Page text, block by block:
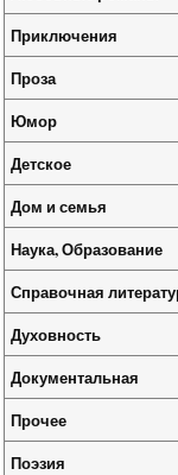
Приключения
Проза
Юмор
Детское
Дом и семья
Наука, Образование
Справочная
Духовность
Документальная
Прочее
Поэзия